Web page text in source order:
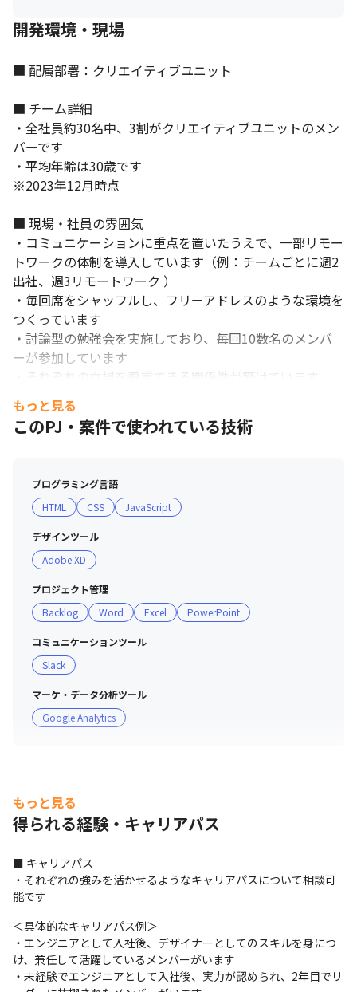
それぞれのスキルを伸ばせる環境があります。
開発環境・現場
■ 配属部署：クリエイティブユニット
■ チーム詳細
・全社員約30名中、3割がクリエイティブユニットのメン
バーです
・平均年齢は30歳です
※2023年12月時点
■ 現場・社員の雰囲気
・コミュニケーションに重点を置いたうえで、一部リモー
トワークの体制を導入しています（例：チームごとに週2
出社、週3リモートワーク ）
・毎回席をシャッフルし、フリーアドレスのような環境を
つくっています
・討論型の勉強会を実施しており、毎回10数名のメンバ
ーが参加しています
・それぞれの立場を尊重できる関係性が築けています
・プロジェクトチームやユニットが違っても、オープンス
ペースでランチを一緒に食べてコミュニケーションをとっ
ています
・お客様のニーズにしっかり応え、満足していただくため
に、社員一人ひとりが、自分の得意分野や興味を伸ばして
取り組む姿勢が求められます
もっと見る
このPJ・案件で使われている技術
プログラミング言語
HTML
CSS JavaScript
デザインツール
Adobe XD
プロジェクト管理
Backlog
Word Excel PowerPoint
コミュニケーションツール
Slack
マーケ・データ分析ツール
Google Analytics
もっと見る
得られる経験・キャリアパス
■ キャリアパス
・それぞれの強みを活かせるようなキャリアパスについて相談可
能です
＜具体的なキャリアパス例＞
・エンジニアとして入社後、デザイナーとしてのスキルを身につ
け、兼任して活躍しているメンバーがいます
・未経験でエンジニアとして入社後、実力が認められ、2年目でリ